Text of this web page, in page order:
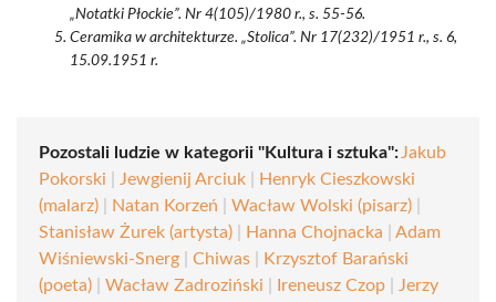
„Notatki Płockie”. Nr 4(105)/1980 r., s. 55-56.
Ceramika w architekturze. „Stolica”. Nr 17(232)/1951 r., s. 6,
15.09.1951 r.
Pozostali ludzie w kategorii "Kultura i sztuka": Jakub
Pokorski
Jewgienij Arciuk
Henryk Cieszkowski
(malarz)
Natan Korzeń Wacław Wolski (pisarz)
Stanisław Żurek (artysta)
Hanna Chojnacka
Adam
Wiśniewski-Snerg
Chiwas
Krzysztof Barański
(poeta)
Wacław Zadroziński Ireneusz Czop
Jerzy